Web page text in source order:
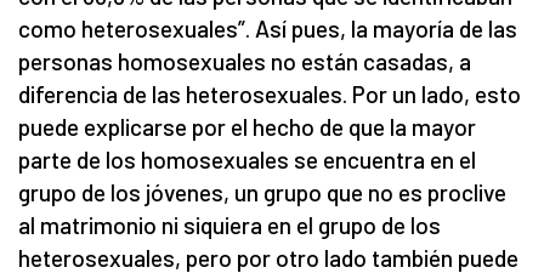
como heterosexuales”. Así pues, la mayoría de las
personas homosexuales no están casadas, a
diferencia de las heterosexuales. Por un lado, esto
puede explicarse por el hecho de que la mayor
parte de los homosexuales se encuentra en el
grupo de los jóvenes, un grupo que no es proclive
al matrimonio ni siquiera en el grupo de los
heterosexuales, pero por otro lado también puede